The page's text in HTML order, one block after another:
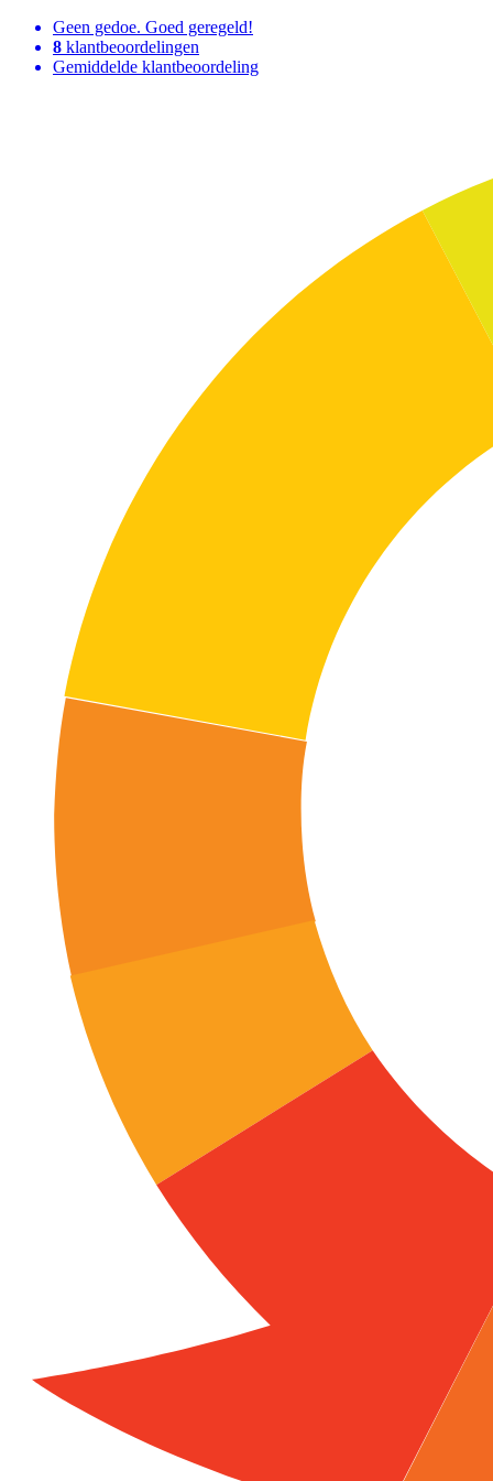
Geen gedoe. Goed geregeld!
8 klantbeoordelingen
Gemiddelde klantbeoordeling